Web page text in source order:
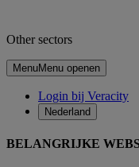
Other sectors
MenuMenu openen
Login bij Veracity
Nederland
BELANGRIJKE